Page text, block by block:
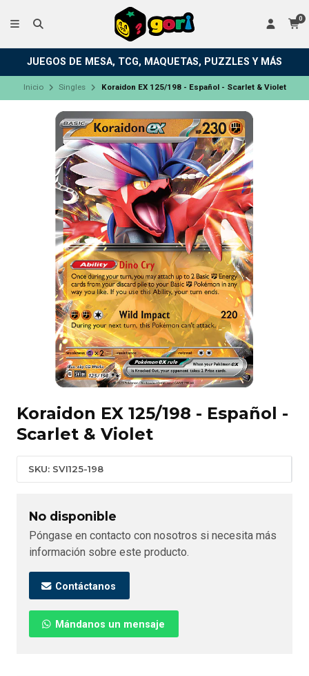
0
JUEGOS DE MESA, TCG, MAQUETAS, PUZZLES Y MÁS
Inicio Singles Koraidon EX 125/198 - Español - Scarlet & Violet
Koraidon EX 125/198 - Español -
Scarlet & Violet
SKU: SVI125-198
No disponible
Póngase en contacto con nosotros si necesita más
información sobre este producto.
Contáctanos
Mándanos un mensaje